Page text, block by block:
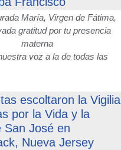
María, Virgen de Fátima,
gratitud por tu presencia
materna
voz a la de todas las
escoltaron la Vigilia
por la Vida y la
San José en
Nueva Jersey